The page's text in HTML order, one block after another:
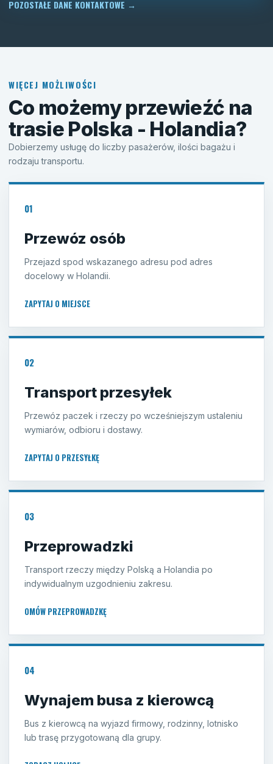
POZOSTAŁE DANE KONTAKTOWE →
WIĘCEJ MOŻLIWOŚCI
Co możemy przewieźć na
trasie Polska - Holandia?
Dobierzemy usługę do liczby pasażerów, ilości bagażu i
rodzaju transportu.
01
Przewóz osób
Przejazd spod wskazanego adresu pod adres
docelowy w Holandii.
ZAPYTAJ O MIEJSCE
02
Transport przesyłek
Przewóz paczek i rzeczy po wcześniejszym ustaleniu
wymiarów, odbioru i dostawy.
ZAPYTAJ O PRZESYŁKĘ
03
Przeprowadzki
Transport rzeczy między Polską a Holandia po
indywidualnym uzgodnieniu zakresu.
OMÓW PRZEPROWADZKĘ
04
Wynajem busa z kierowcą
Bus z kierowcą na wyjazd firmowy, rodzinny, lotnisko
lub trasę przygotowaną dla grupy.